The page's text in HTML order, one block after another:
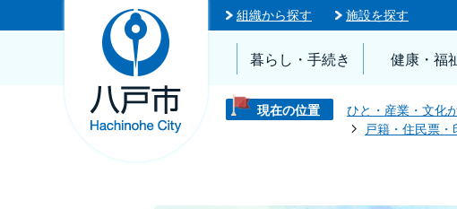
組織から探す 施設を探す
暮らし・手続き 健康・福
現在の位置 ひと・産業・文化
戸籍・住民票